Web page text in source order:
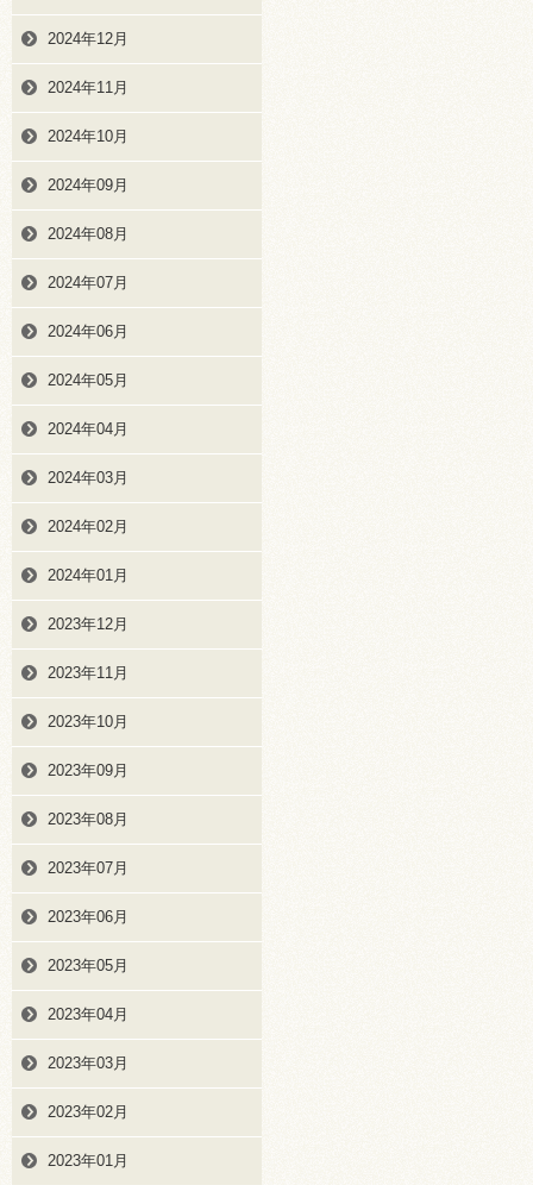
2024年12月
2024年11月
2024年10月
2024年09月
2024年08月
2024年07月
2024年06月
2024年05月
2024年04月
2024年03月
2024年02月
2024年01月
2023年12月
2023年11月
2023年10月
2023年09月
2023年08月
2023年07月
2023年06月
2023年05月
2023年04月
2023年03月
2023年02月
2023年01月